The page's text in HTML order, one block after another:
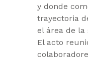
y donde
trayectoria
el área de la
El acto